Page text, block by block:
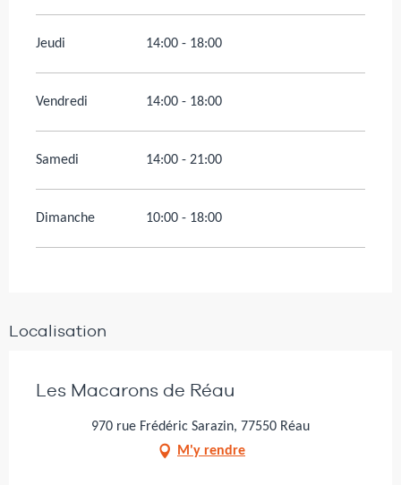
Jeudi 14:00 - 18:00
Vendredi 14:00 - 18:00
Samedi 14:00 - 21:00
Dimanche 10:00 - 18:00
Localisation
Les Macarons de Réau
970 rue Frédéric Sarazin, 77550 Réau
M'y rendre